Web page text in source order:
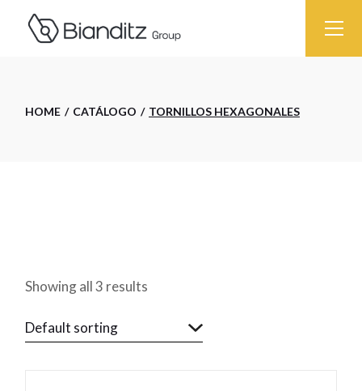
HOME CATÁLOGO TORNILLOS HEXAGONALES
Showing all 3 results
Default sorting